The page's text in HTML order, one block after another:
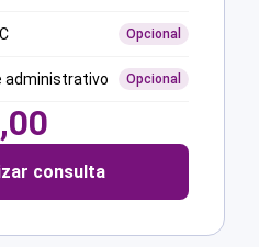
Opcional
administrativo Opcional
consulta